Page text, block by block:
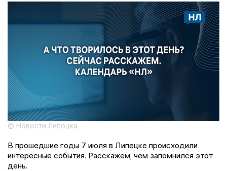
© Новости Липецка
В прошедшие годы 7 июля в Липецке происходили
интересные события. Расскажем, чем запомнился этот
день.